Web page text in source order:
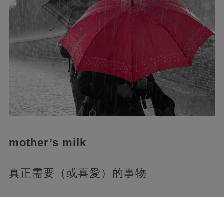
mother’s milk
真正需要（或喜愛）的事物